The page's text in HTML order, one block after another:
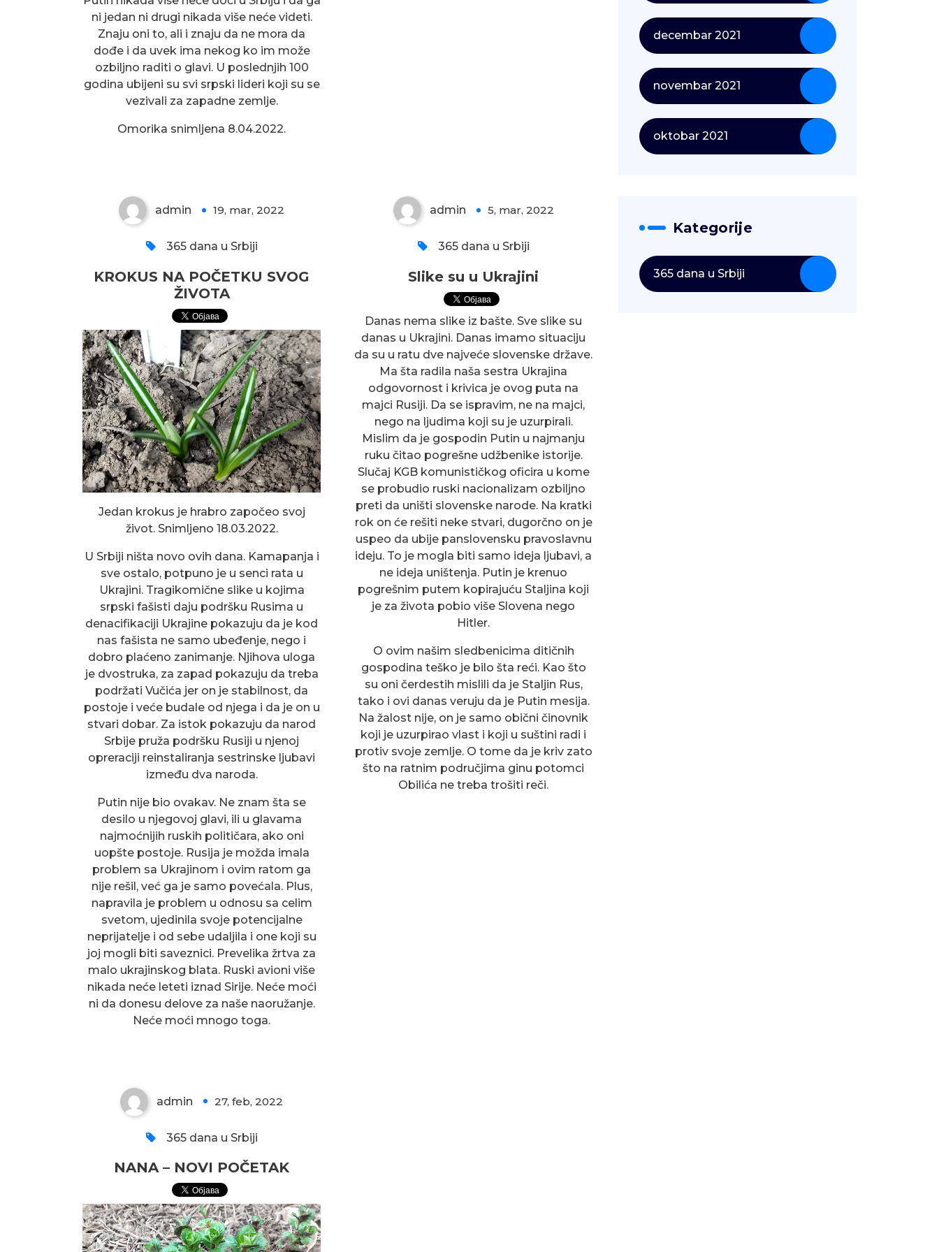
ni jedan ni drugi nikada više neće videti.
Znaju oni to, ali i znaju da ne mora da
dođe i da uvek ima nekog ko im može
ozbiljno raditi o glavi. U poslednjih 100
godina ubijeni su svi srpski lideri koji su se
vezivali za zapadne zemlje.
Omorika snimljena 8.04.2022.
KROKUS NA POČETKU
0
admin 19, mar, 2022
365 dana u Srbiji
KROKUS NA POČETKU SVOG
ŽIVOTA
Jedan krokus je hrabro započeo svoj
život. Snimljeno 18.03.2022.
U Srbiji ništa novo ovih dana. Kamapanja i
sve ostalo, potpuno je u senci rata u
Ukrajini. Tragikomične slike u kojima
srpski fašisti daju podršku Rusima u
denacifikaciji Ukrajine pokazuju da je kod
nas fašista ne samo ubeđenje, nego i
dobro plaćeno zanimanje. Njihova uloga
je dvostruka, za zapad pokazuju da treba
podržati Vučića jer on je stabilnost, da
postoje i veće budale od njega i da je on u
stvari dobar. Za istok pokazuju da narod
Srbije pruža podršku Rusiji u njenoj
opreraciji reinstaliranja sestrinske ljubavi
između dva naroda.
Putin nije bio ovakav. Ne znam šta se
desilo u njegovoj glavi, ili u glavama
najmoćnijih ruskih političara, ako oni
uopšte postoje. Rusija je možda imala
problem sa Ukrajinom i ovim ratom ga
nije rešil, već ga je samo povećala. Plus,
napravila je problem u odnosu sa celim
svetom, ujedinila svoje potencijalne
neprijatelje i od sebe udaljila i one koji su
joj mogli biti saveznici. Prevelika žrtva za
malo ukrajinskog blata. Ruski avioni više
nikada neće leteti iznad Sirije. Neće moći
ni da donesu delove za naše naoružanje.
Neće moći mnogo toga.
admin 5, mar, 2022
365 dana u Srbiji
Slike su u Ukrajini
Danas nema slike iz bašte. Sve slike su
danas u Ukrajini. Danas imamo situaciju
da su u ratu dve najveće slovenske države.
Ma šta radila naša sestra Ukrajina
odgovornost i krivica je ovog puta na
majci Rusiji. Da se ispravim, ne na majci,
nego na ljudima koji su je uzurpirali.
Mislim da je gospodin Putin u najmanju
ruku čitao pogrešne udžbenike istorije.
Slučaj KGB komunističkog oficira u kome
se probudio ruski nacionalizam ozbiljno
preti da uništi slovenske narode. Na kratki
rok on će rešiti neke stvari, dugorčno on je
uspeo da ubije panslovensku pravoslavnu
ideju. To je mogla biti samo ideja ljubavi, a
ne ideja uništenja. Putin je krenuo
pogrešnim putem kopirajuću Staljina koji
je za života pobio više Slovena nego
Hitler.
O ovim našim sledbenicima ditičnih
gospodina teško je bilo šta reći. Kao što
su oni čerdestih mislili da je Staljin Rus,
tako i ovi danas veruju da je Putin mesija.
Na žalost nije, on je samo obični činovnik
koji je uzurpirao vlast i koji u suštini radi i
protiv svoje zemlje. O tome da je kriv zato
što na ratnim područjima ginu potomci
Obilića ne treba trošiti reči.
admin 27, feb, 2022
365 dana u Srbiji
NANA – NOVI POČETAK
decembar 2021
novembar 2021
oktobar 2021
Kategorije
365 dana u Srbiji